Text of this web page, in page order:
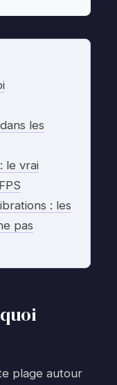
les
le vrai
: les
pas
plage autour